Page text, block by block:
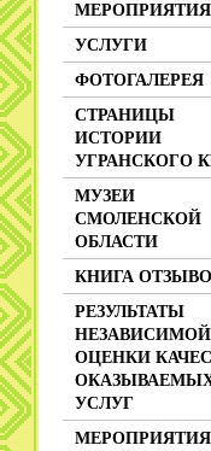
МЕРОПРИЯТИЯ
УСЛУГИ
ФОТОГАЛЕРЕЯ
СТРАНИЦЫ
ИСТОРИИ
УГРАНСКОГО
МУЗЕИ
СМОЛЕНСКОЙ
ОБЛАСТИ
КНИГА
РЕЗУЛЬТАТЫ
НЕЗАВИСИМОЙ
ОЦЕНКИ
УСЛУГ